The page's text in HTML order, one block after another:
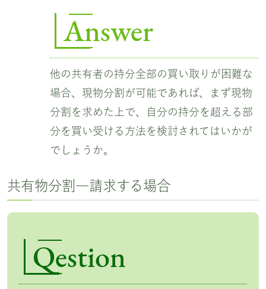
Answer
他の共有者の持分全部の買い取りが困難な
場合、現物分割が可能であれば、まず現物
分割を求めた上で、自分の持分を超える部
分を買い受ける方法を検討されてはいかが
でしょうか。
共有物分割―請求する場合
Qestion